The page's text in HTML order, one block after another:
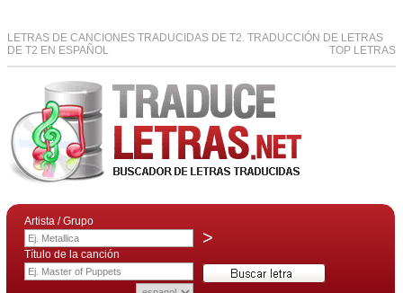
LETRAS DE CANCIONES TRADUCIDAS DE T2. TRADUCCIÓN DE LETRAS
DE T2 EN ESPAÑOL
TOP LETRAS
Artista / Grupo
>
Título de la canción